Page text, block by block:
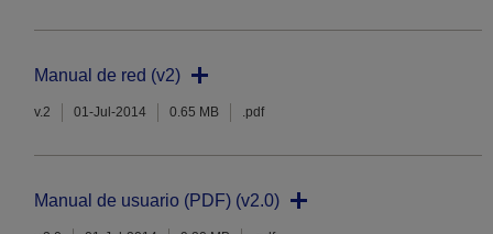
Manual de red (v2)
v.2 01-Jul-2014 0.65 MB .pdf
Manual de usuario (PDF) (v2.0)